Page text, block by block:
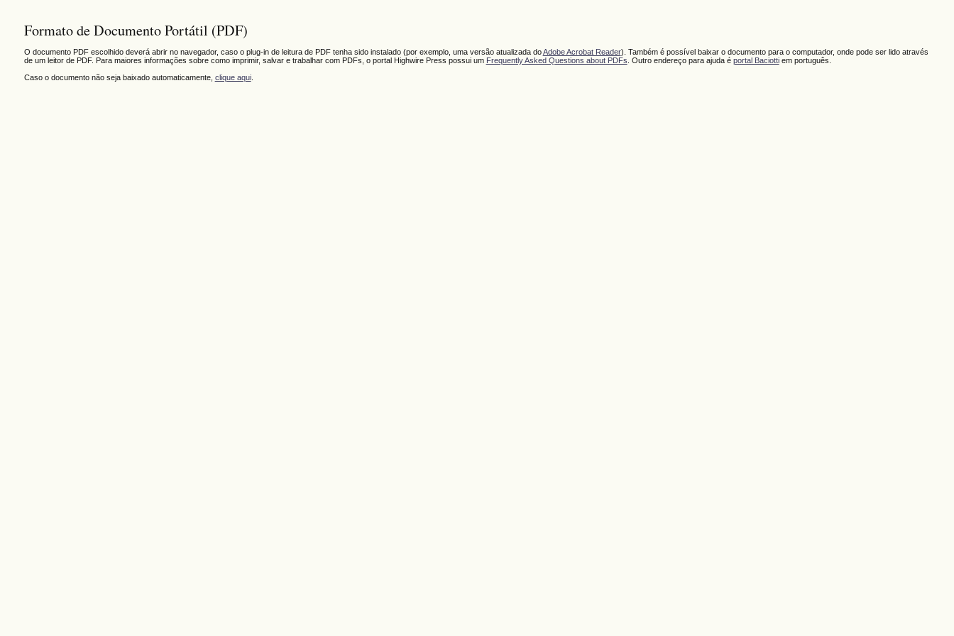
Formato de Documento Portátil (PDF)
O documento PDF escolhido deverá abrir no navegador, caso o plug-in de leitura de PDF tenha sido instalado (por exemplo, uma versão atualizada doAdobe Acrobat Reader). Também é possível baixar o documento para o computador, onde pode ser lido através
de um leitor de PDF. Para maiores informações sobre como imprimir, salvar e trabalhar com PDFs, o portal Highwire Press possui um Frequently Asked Questions about PDFs . Outro endereço para ajuda é portal Baciottiem português.
Caso o documento não seja baixado automaticamente, clique aqui.